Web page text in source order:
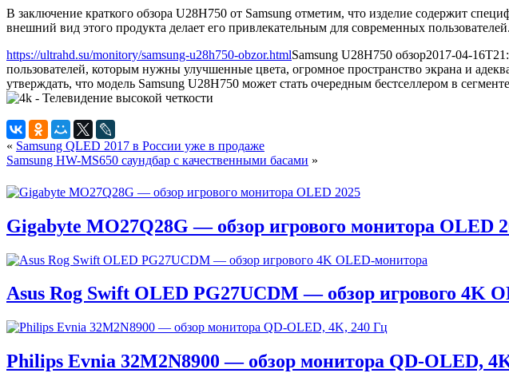
В заключение краткого обзора U28H750 от Samsung отметим, что изделие содержит
внешний вид этого продукта делает его привлекательным для современных пользователей.
https://ultrahd.su/monitory/samsung-u28h750-obzor.htmlSamsung U28H750 обзор2017-04-
пользователей, которым нужны улучшенные цвета, огромное пространство экрана и
утверждать, что модель Samsung U28H750 может стать очередным бестселлером в
« Samsung QLED 2017 в России уже в продаже
Samsung HW-MS650 саундбар с качественными басами »
Gigabyte MO27Q28G — обзор игрового монитора OLED
Asus Rog Swift OLED PG27UCDM — обзор игрового 4K
Philips Evnia 32M2N8900 — обзор монитора QD-OLED,